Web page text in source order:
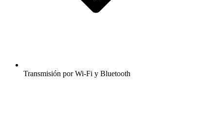
Transmisión por Wi-Fi y Bluetooth